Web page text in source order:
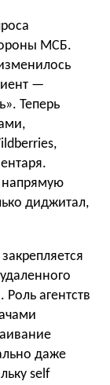
МСБ.
—
Теперь
напрямую
диджитал,
агентств
даже
self